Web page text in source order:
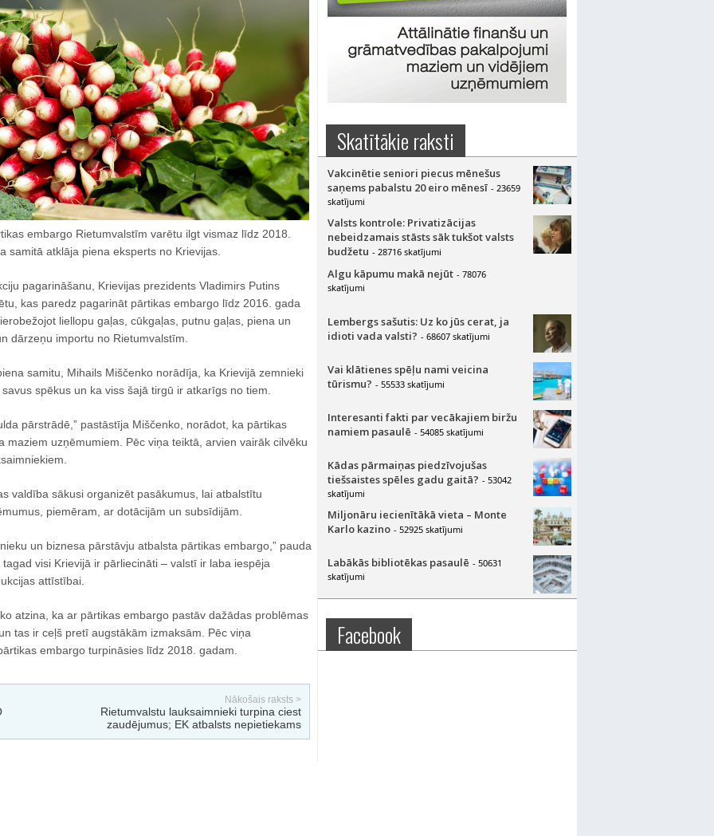
embargo Rietumvalstīm varētu ilgt vismaz līdz 2018.
samitā atklāja piena eksperts no Krievijas.
pagarināšanu, Krievijas prezidents Vladimirs Putins
kas paredz pagarināt pārtikas embargo līdz 2016. gada
liellopu gaļas, cūkgaļas, putnu gaļas, piena un
dārzeņu importu no Rietumvalstīm.
samitu, Mihails Miščenko norādīja, ka Krievijā zemnieki
spēkus un ka viss šajā tirgū ir atkarīgs no tiem.
pārstrādē,” pastāstīja Miščenko, norādot, ka pārtikas
maziem uzņēmumiem. Pēc viņa teiktā, arvien vairāk cilvēku
valdība sākusi organizēt pasākumus, lai atbalstītu
piemēram, ar dotācijām un subsīdijām.
un biznesa pārstāvju atbalsta pārtikas embargo,” pauda
visi Krievijā ir pārliecināti – valstī ir laba iespēja
attīstībai.
atzina, ka ar pārtikas embargo pastāv dažādas problēmas
tas ir ceļš pretī augstākām izmaksām. Pēc viņa
embargo turpināsies līdz 2018. gadam.
Nākošais raksts >
Rietumvalstu lauksaimnieki turpina ciest
zaudējumus; EK atbalsts nepietiekams
Skatītākie raksti
Vakcinētie seniori piecus mēnešus
saņems pabalstu 20 eiro mēnesī - 23659
skatījumi
Valsts kontrole: Privatizācijas
nebeidzamais stāsts sāk tukšot valsts
budžetu - 28716 skatījumi
Algu kāpumu makā nejūt - 78076
skatījumi
Lembergs sašutis: Uz ko jūs cerat, ja
idioti vada valsti? - 68607 skatījumi
Vai klātienes spēļu nami veicina
tūrismu? - 55533 skatījumi
Interesanti fakti par vecākajiem biržu
namiem pasaulē - 54085 skatījumi
Kādas pārmaiņas piedzīvojušas
tiešsaistes spēles gadu gaitā? - 53042
skatījumi
Miljonāru iecienītākā vieta – Monte
Karlo kazino - 52925 skatījumi
Labākās bibliotēkas pasaulē - 50631
skatījumi
Facebook